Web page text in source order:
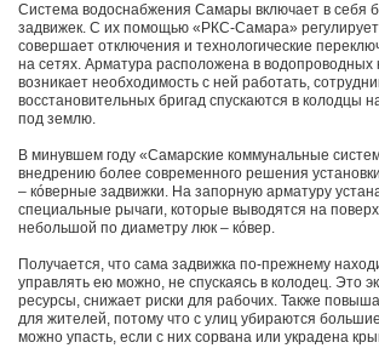
Система водоснабжения Самары включает в себя
задвижек. С их помощью «РКС-Самара»
совершает отключения и технологические
на сетях. Арматура расположена в водопроводных
возникает необходимость с ней работать,
восстановительных бригад спускаются в колодцы
под землю.
В минувшем году «Самарские коммунальные
внедрению более современного решения
– кóверные задвижки. На запорную арматуру
специальные рычаги, которые выводятся на
небольшой по диаметру люк – кóвер.
Получается, что сама задвижка по-прежнему
управлять ею можно, не спускаясь в колодец. Это
ресурсы, снижает риски для рабочих. Также
для жителей, потому что с улиц убираются
можно упасть, если с них сорвана или украдена